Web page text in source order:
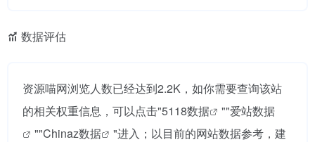
数据评估
资源喵网浏览人数已经达到2.2K，如你需要查询该站
的相关权重信息，可以点击"5118数据 ""爱站数据
""Chinaz数据
"进入；以目前的网站数据参考，建